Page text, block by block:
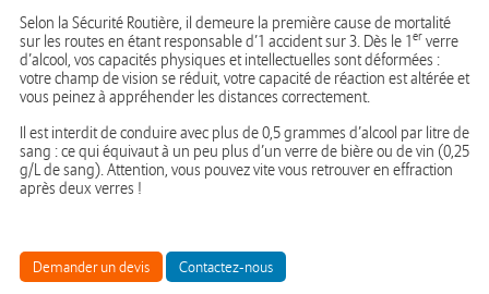
Selon la Sécurité Routière, il demeure la première cause de mortalité
sur les routes en étant responsable d’1 accident sur 3. Dès le 1er verre
d’alcool, vos capacités physiques et intellectuelles sont déformées :
votre champ de vision se réduit, votre capacité de réaction est altérée et
vous peinez à appréhender les distances correctement.
Il est interdit de conduire avec plus de 0,5 grammes d’alcool par litre de
sang : ce qui équivaut à un peu plus d’un verre de bière ou de vin (0,25
g/L de sang). Attention, vous pouvez vite vous retrouver en effraction
après deux verres !
Demander un devis Contactez-nous